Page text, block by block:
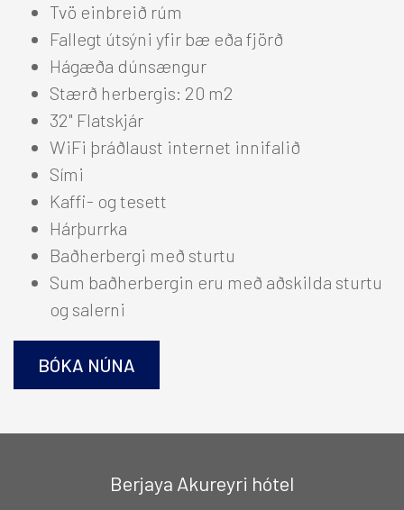
Fundir & viðburðir
Austurland +
TILBOÐ
VEITINGASTAÐIR
Tvö einbreið rúm
Fallegt útsýni yfir bæ eða fjörð
Hágæða dúnsængur
Stærð herbergis: 20 m2
32" Flatskjár
WiFi þráðlaust internet innifalið
Sími
Kaffi- og tesett
Hárþurrka
Baðherbergi með sturtu
Sum baðherbergin eru með aðskilda sturtu
og salerni
BÓKA NÚNA
Berjaya Akureyri hótel